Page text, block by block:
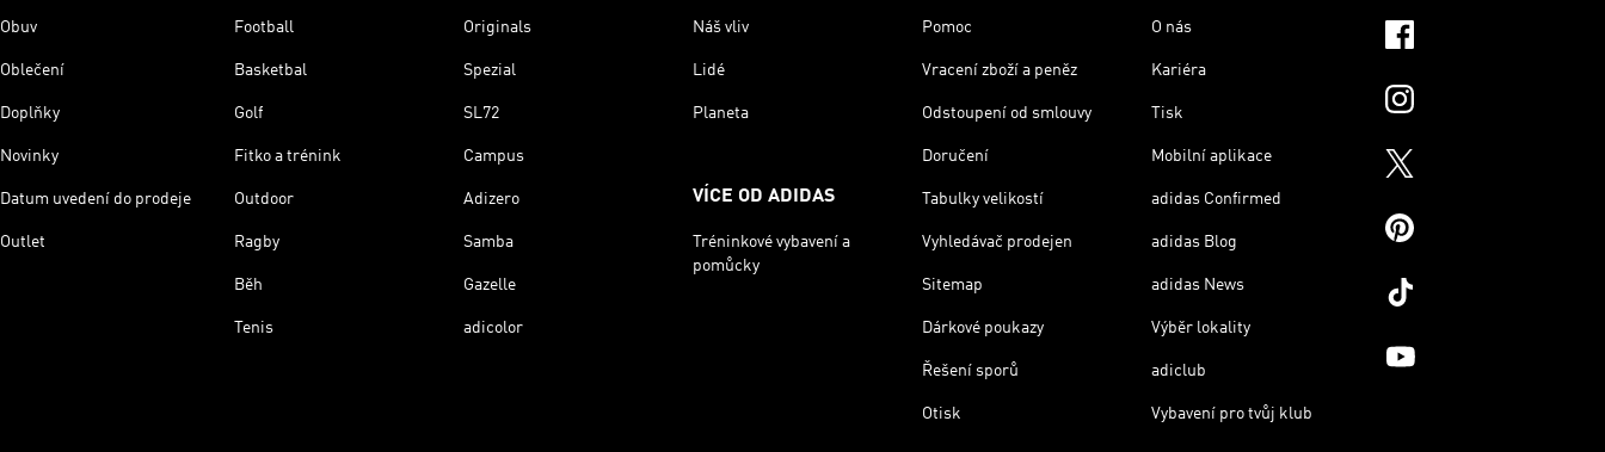
Obuv
Oblečení
Doplňky
Novinky
Datum uvedení do prodeje
Outlet
Football
Basketbal
Golf
Fitko a trénink
Outdoor
Ragby
Běh
Tenis
Originals
Spezial
SL72
Campus
Adizero
Samba
Gazelle
adicolor
Náš vliv
Lidé
Planeta
VÍCE OD ADIDAS
Tréninkové vybavení a
pomůcky
Pomoc
Vracení zboží a peněz
Odstoupení od smlouvy
Doručení
Tabulky velikostí
Vyhledávač prodejen
Sitemap
Dárkové poukazy
Řešení sporů
Otisk
O nás
Kariéra
Tisk
Mobilní aplikace
adidas Confirmed
adidas Blog
adidas News
Výběr lokality
adiclub
Vybavení pro tvůj klub